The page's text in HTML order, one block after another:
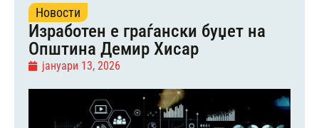
Новости
Изработен е граѓански буџет на
Општина Демир Хисар
јануари 13, 2026